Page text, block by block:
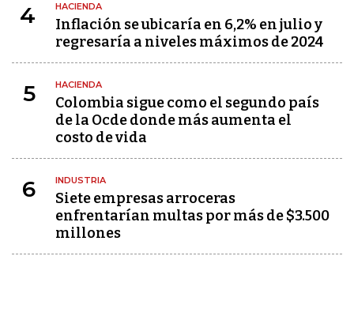
4 HACIENDA
Inflación se ubicaría en 6,2% en julio y
regresaría a niveles máximos de 2024
5 HACIENDA
Colombia sigue como el segundo país
de la Ocde donde más aumenta el
costo de vida
6 INDUSTRIA
Siete empresas arroceras
enfrentarían multas por más de $3.500
millones